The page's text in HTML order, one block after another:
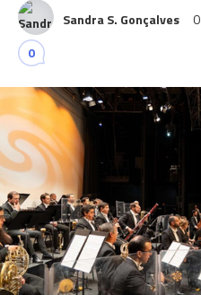
Sandra S. Gonçalves
0